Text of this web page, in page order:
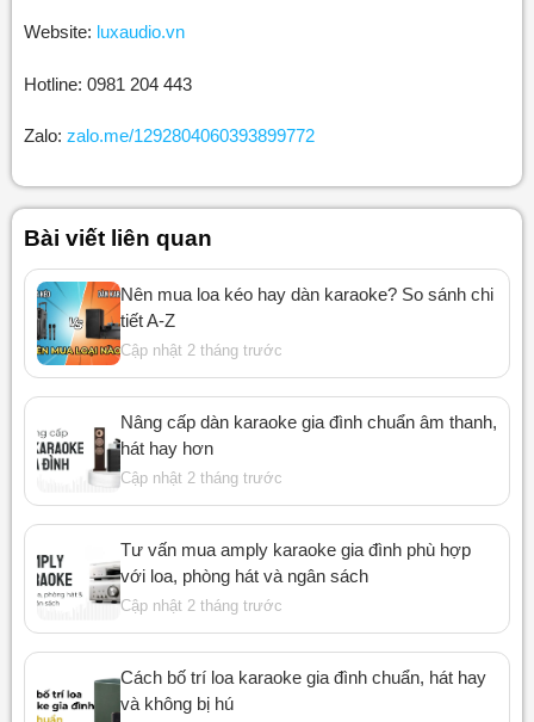
Website: luxaudio.vn
Hotline: 0981 204 443
Zalo: zalo.me/1292804060393899772
Bài viết liên quan
Nên mua loa kéo hay dàn karaoke? So sánh chi
tiết A-Z
Cập nhật 2 tháng trước
Nâng cấp dàn karaoke gia đình chuẩn âm thanh,
hát hay hơn
Cập nhật 2 tháng trước
Tư vấn mua amply karaoke gia đình phù hợp
với loa, phòng hát và ngân sách
Cập nhật 2 tháng trước
Cách bố trí loa karaoke gia đình chuẩn, hát hay
và không bị hú